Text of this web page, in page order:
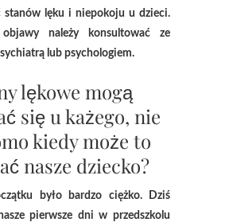
stanów lęku i niepokoju u dzieci.
objawy należy konsultować ze
lub psychologiem.
lękowe mogą
się u każego, nie
kiedy może to
nasze dziecko?
było bardzo ciężko. Dziś
pierwsze dni w przedszkolu